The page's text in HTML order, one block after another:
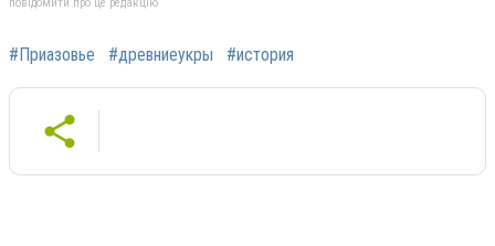
#Приазовье #древниеукры #история